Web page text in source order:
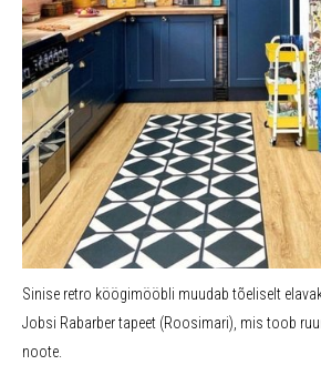
Sinise retro köögimööbli muudab tõeliselt
Jobsi Rabarber tapeet (Roosimari), mis toob
noote.